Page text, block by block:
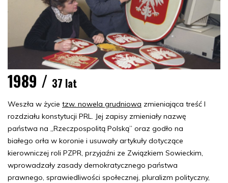
1989 / 37 lat
Weszła w życie tzw. nowela grudniowa zmieniająca treść I
rozdziału konstytucji PRL. Jej zapisy zmieniały nazwę
państwa na „Rzeczpospolitą Polską” oraz godło na
białego orła w koronie i usuwały artykuły dotyczące
kierowniczej roli PZPR, przyjaźni ze Związkiem Sowieckim,
wprowadzały zasady demokratycznego państwa
prawnego, sprawiedliwości społecznej, pluralizm polityczny,